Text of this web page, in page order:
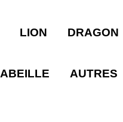
LION DRAGON
ABEILLE AUTRES